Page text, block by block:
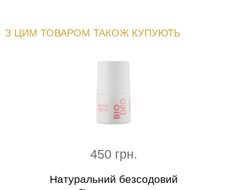
З ЦИМ ТОВАРОМ ТАКОЖ КУПУЮТЬ
450 грн.
Натуральний безсодовий